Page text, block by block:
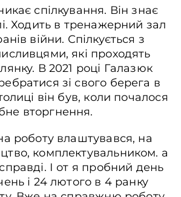
спілкування. Він знає
Ходить в тренажерний зал
війни. Спілкується з
які проходять
В 2021 році Галазюк
зі свого берега в
він був, коли почалося
вторгнення.
роботу влаштувався, на
комплектувальником. а
І от я пробний день
і 24 лютого в 4 ранку